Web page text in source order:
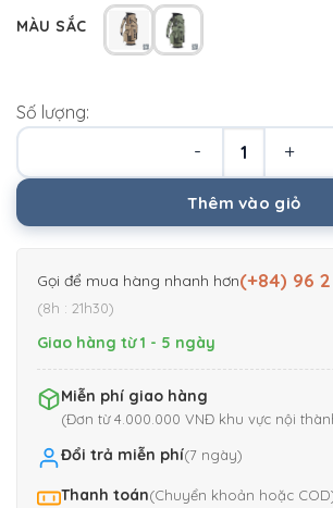
MÀU SẮC
Số lượng:
Túi Gậy
Thêm vào giỏ
Gọi để mua hàng nhanh hơn(+84) 96
(8h : 21h30)
Giao hàng từ 1 - 5 ngày
Miễn phí giao hàng
(Đơn từ 4.000.000 VNĐ khu vực nội
Đổi trả miễn phí(7 ngày)
Thanh toán(Chuyển khoản hoặc